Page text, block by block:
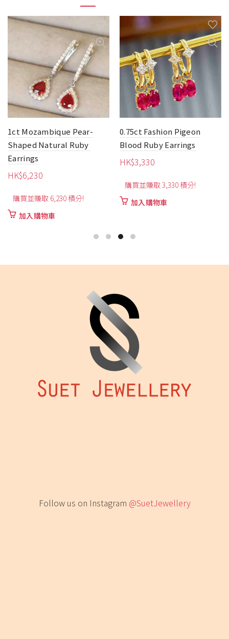
1ct Mozambique Pear-
Shaped Natural Ruby ​​
Earrings
HK$6,230
購買並賺取 6,230 積分!
加入購物車
0.75ct Fashion Pigeon
Blood Ruby Earrings
HK$3,330
購買並賺取 3,330 積分!
加入購物車
Follow us on Instagram @SuetJewellery